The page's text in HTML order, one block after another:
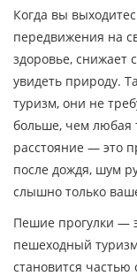
Когда вы
передвижения на
здоровье, снижает
увидеть природу.
туризм, они не
больше, чем любая
расстояние — это
после дождя, шум
слышно только
Пешие прогулки —
пешеходный туризм
становится